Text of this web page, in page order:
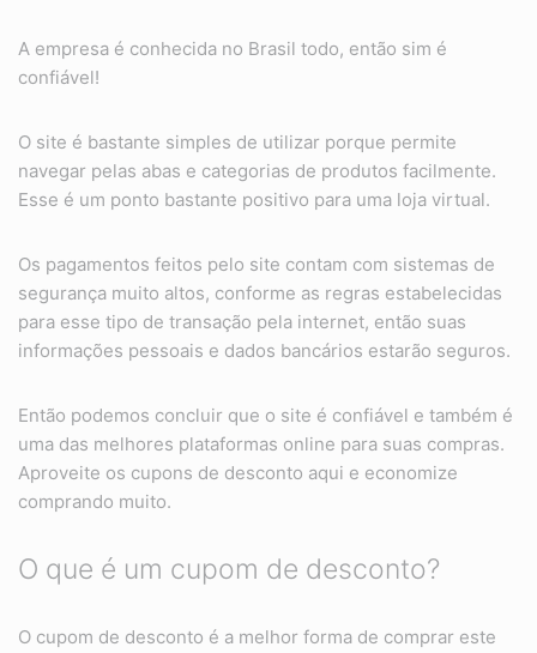
A empresa é conhecida no Brasil todo, então sim é
confiável!
O site é bastante simples de utilizar porque permite
navegar pelas abas e categorias de produtos facilmente.
Esse é um ponto bastante positivo para uma loja virtual.
Os pagamentos feitos pelo site contam com sistemas de
segurança muito altos, conforme as regras estabelecidas
para esse tipo de transação pela internet, então suas
informações pessoais e dados bancários estarão seguros.
Então podemos concluir que o site é confiável e também é
uma das melhores plataformas online para suas compras.
Aproveite os cupons de desconto aqui e economize
comprando muito.
O que é um cupom de desconto?
O cupom de desconto é a melhor forma de comprar este